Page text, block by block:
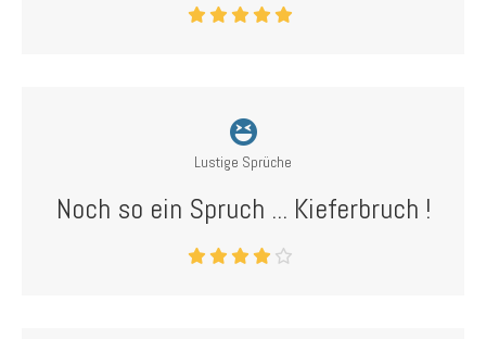
Lustige Sprüche
Noch so ein Spruch ... Kieferbruch !